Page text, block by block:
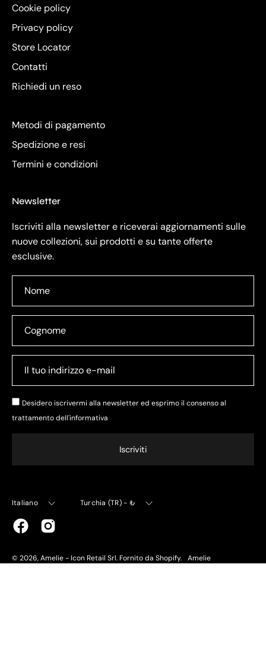
Cookie policy
Privacy policy
Store Locator
Contatti
Richiedi un reso
Metodi di pagamento
Spedizione e resi
Termini e condizioni
Newsletter
Iscriviti alla newsletter e riceverai aggiornamenti sulle
nuove collezioni, sui prodotti e su tante offerte
esclusive.
Desidero iscrivermi alla newsletter ed esprimo il consenso al
trattamento dell'informativa
Iscriviti
Lingua
Italiano Valuta
Turchia (TR) - ₺
© 2026,Amelie - Icon Retail Srl.Fornito da Shopify.
Amelie